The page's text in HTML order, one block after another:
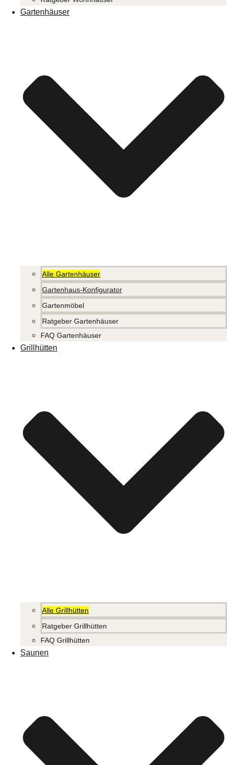
Gartenhäuser
Alle Gartenhäuser
Gartenhaus-Konfigurator
Gartenmöbel
Ratgeber Gartenhäuser
FAQ Gartenhäuser
Grillhütten
Alle Grillhütten
Ratgeber Grillhütten
FAQ Grillhütten
Saunen